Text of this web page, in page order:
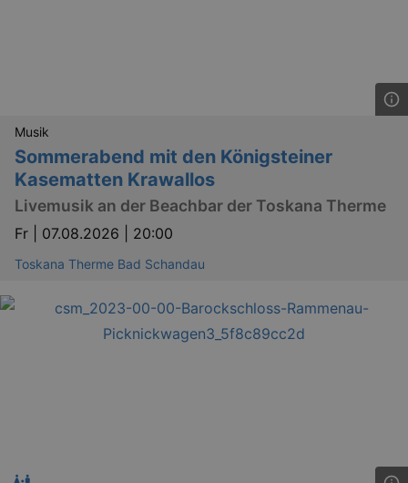
Musik
Sommerabend mit den Königsteiner
Kasematten Krawallos
Livemusik an der Beachbar der Toskana Therme
Fr | 07.08.2026 | 20:00
Toskana Therme Bad Schandau